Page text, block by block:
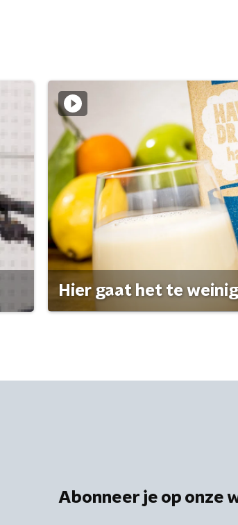
Hier gaat het te
Abonneer je op onze